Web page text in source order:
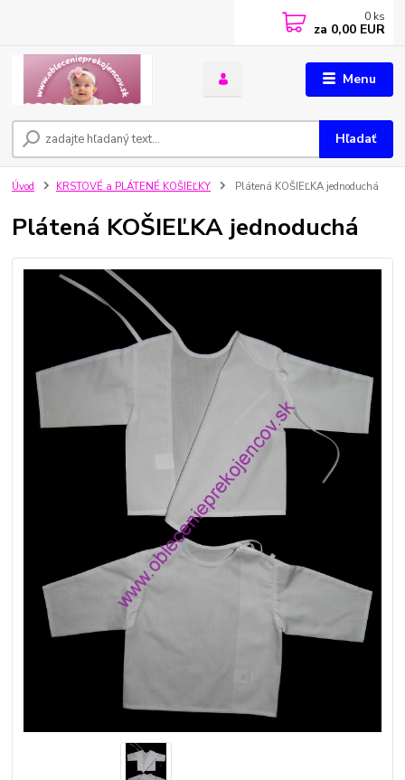
Menu
Hľadať
0 ks
za 0,00 EUR
Úvod KRSTOVÉ a PLÁTENÉ KOŠIEĽKY Plátená KOŠIEĽKA jednoduchá
Plátená KOŠIEĽKA jednoduchá